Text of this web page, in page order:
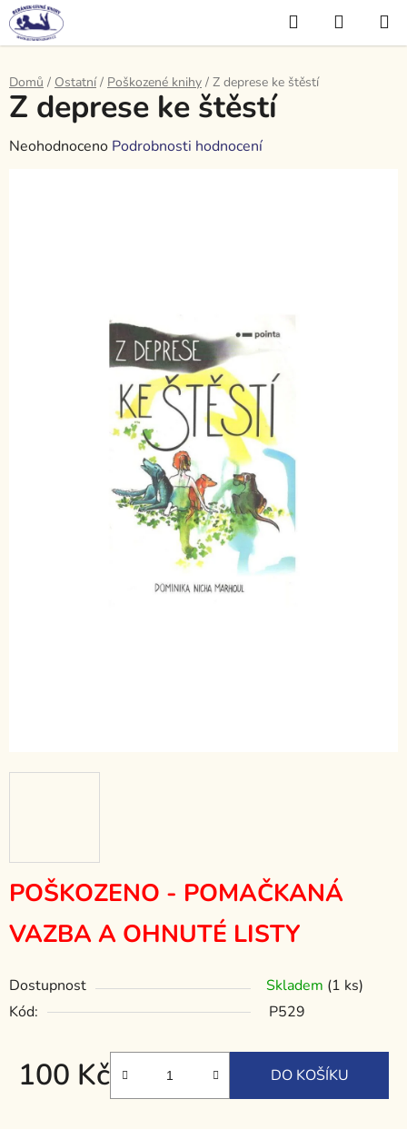
Přejít
na
obsah
Hledat
KOŠÍK
Domů / Ostatní / Poškozené knihy / Z deprese ke štěstí
POŠKOZENO - POMAČKANÁ
VAZBA A OHNUTÉ LISTY
Dostupnost Skladem (1 ks)
Kód:
P529
100 Kč DO KOŠÍKU
Z deprese ke štěstí
Průměrné
Neohodnoceno Podrobnosti hodnocení